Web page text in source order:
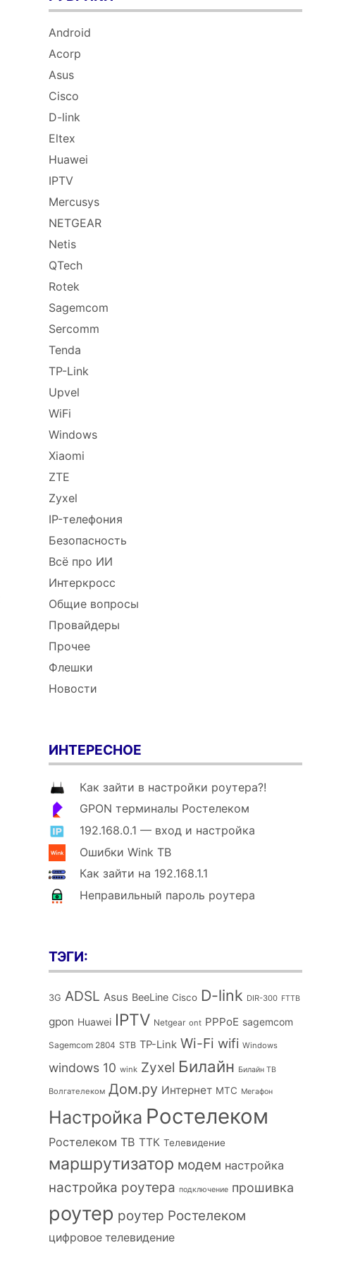
Android
Acorp
Asus
Cisco
D-link
Eltex
Huawei
IPTV
Mercusys
NETGEAR
Netis
QTech
Rotek
Sagemcom
Sercomm
Tenda
TP-Link
Upvel
WiFi
Windows
Xiaomi
ZTE
Zyxel
IP-телефония
Безопасность
Всё про ИИ
Интеркросс
Общие вопросы
Провайдеры
Прочее
Флешки
Новости
ИНТЕРЕСНОЕ
Как зайти в настройки роутера?!
GPON терминалы Ростелеком
192.168.0.1 — вход и настройка
Ошибки Wink ТВ
Как зайти на 192.168.1.1
Неправильный пароль роутера
ТЭГИ:
3G ADSL Asus BeeLine Cisco D-link DIR-300 FTTB
gpon Huawei IPTV Netgear ont PPPoE sagemcom
Sagemcom 2804 STB TP-Link Wi-Fi wifi Windows
windows 10 wink Zyxel Билайн Билайн ТВ
Волгателеком Дом.ру Интернет МТС Мегафон
Настройка Ростелеком
Ростелеком ТВ ТТК Телевидение
маршрутизатор модем настройка
настройка роутера подключение прошивка
роутер роутер Ростелеком
цифровое телевидение